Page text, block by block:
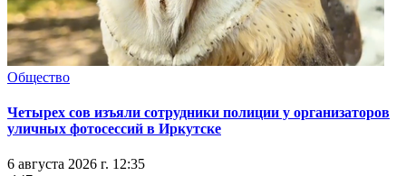
Общество
Четырех сов изъяли сотрудники полиции у организаторов
уличных фотосессий в Иркутске
6 августа 2026 г. 12:35